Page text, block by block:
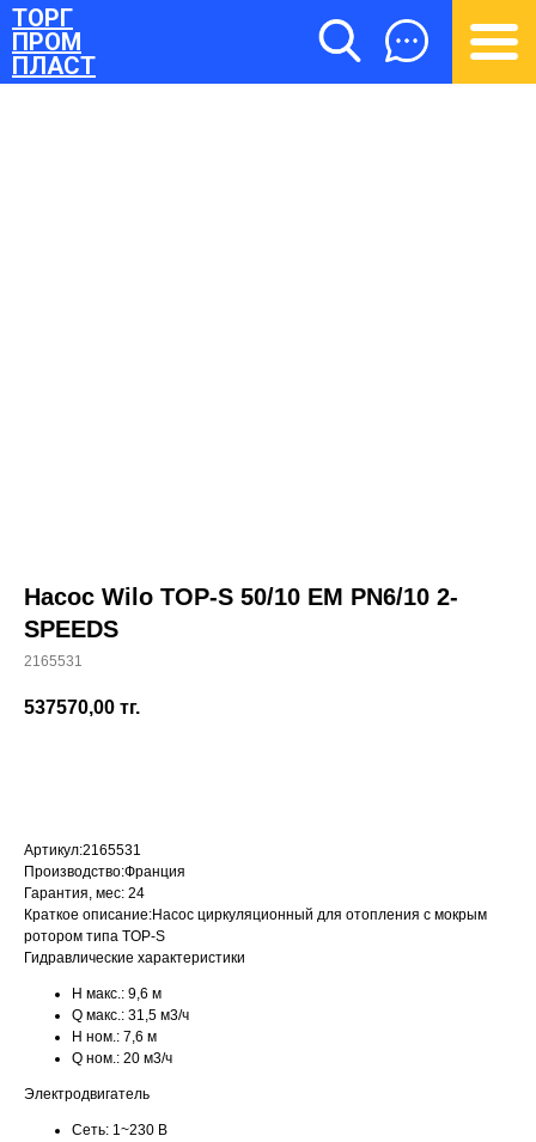
ТОРГ
ПРОМ
ПЛАСТ
Насос Wilo TOP-S 50/10 EM PN6/10 2-
SPEEDS
2165531
537570,00 тг.
Артикул:2165531
Производство:Франция
Гарантия, мес: 24
Краткое описание:Насос циркуляционный для отопления с мокрым
ротором типа TOP-S
Гидравлические характеристики
H макс.: 9,6 м
Q макс.: 31,5 м3/ч
H ном.: 7,6 м
Q ном.: 20 м3/ч
Электродвигатель
Сеть: 1~230 В